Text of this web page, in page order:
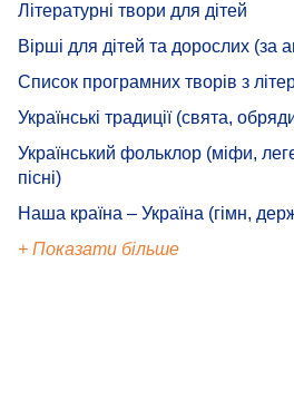
Літературні твори для дітей
Вірші для дітей та дорослих (за
Список програмних творів з
Українські традиції (свята,
Український фольклор (міфи,
пісні)
Наша країна – Україна (гімн,
+ Показати більше